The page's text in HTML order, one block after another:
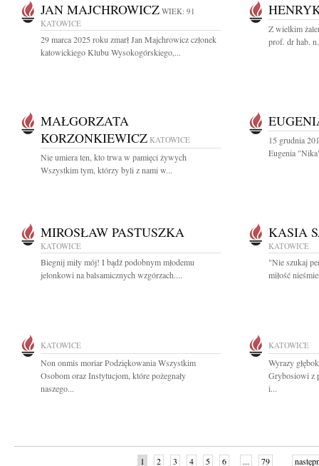
JAN MAJCHROWICZ WIEK: 91
KATOWICE
29 marca 2025 roku zmarł Jan Majchrowicz członek
katowickiego Klubu Wysokogórskiego,...
Z wielkim
prof. dr hab.
MAŁGORZATA
KORZONKIEWICZ KATOWICE
Nie umiera ten, kto trwa w pamięci żywych
Wszystkim tym, którzy byli z nami w...
15 grudnia
Eugenia
MIROSŁAW PASTUSZKA
KATOWICE
Biegnij miły mój! I bądź podobnym młodemu
jelonkowi na balsamicznych wzgórzach....
KASIA
KATOWICE
"Nie szukaj
miłość
KATOWICE
Non onmis moriar Podziękowania Wszystkim
Osobom oraz Instytucjom, które pożegnały
naszego...
KATOWICE
Wyrazy
Grybosiowi z
i...
1 2 3 4 5 6 ... 79